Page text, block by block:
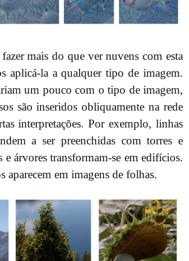
mais do que ver nuvens com esta
aplicá-la a qualquer tipo de imagem.
um pouco com o tipo de imagem,
são inseridos obliquamente na rede
interpretações. Por exemplo, linhas
a ser preenchidas com torres e
e árvores transformam-se em edifícios.
aparecem em imagens de folhas.